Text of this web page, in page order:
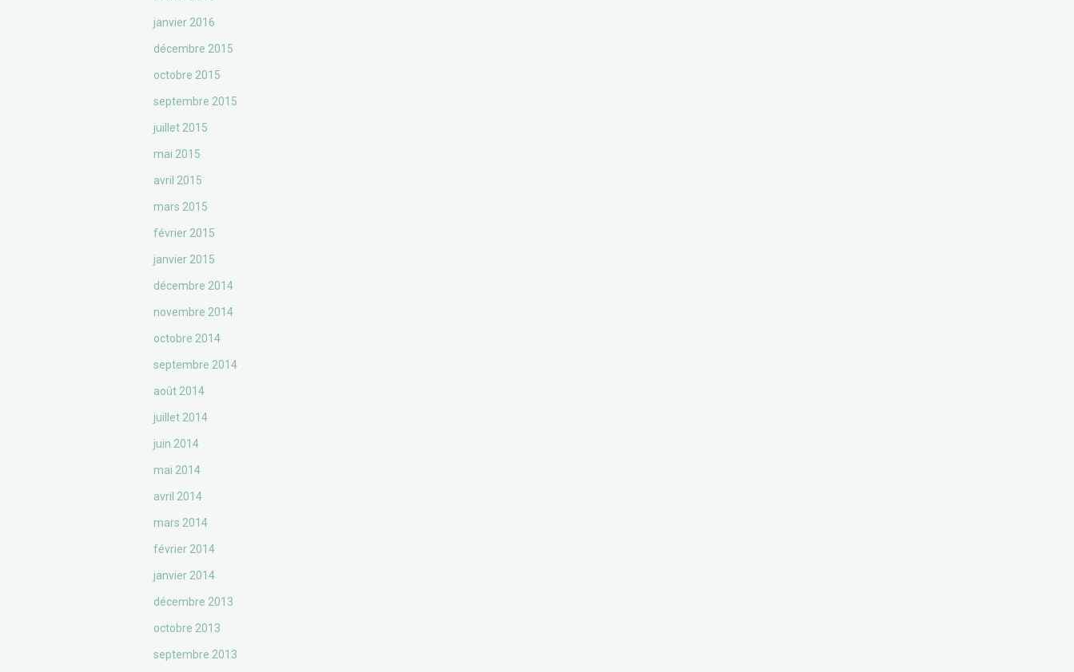
janvier 2016
décembre 2015
octobre 2015
septembre 2015
juillet 2015
mai 2015
avril 2015
mars 2015
février 2015
janvier 2015
décembre 2014
novembre 2014
octobre 2014
septembre 2014
août 2014
juillet 2014
juin 2014
mai 2014
avril 2014
mars 2014
février 2014
janvier 2014
décembre 2013
octobre 2013
septembre 2013